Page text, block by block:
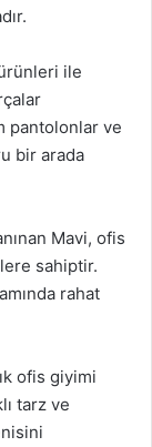
ile
pantolonlar ve
bir arada
Mavi, ofis
sahiptir.
rahat
ofis giyimi
tarz ve